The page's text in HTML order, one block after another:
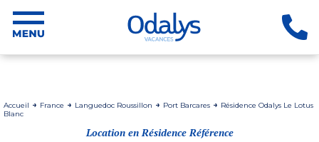
Accueil France Languedoc Roussillon Port Barcares
Résidence Odalys Le Lotus
Blanc
Location en Résidence Référence